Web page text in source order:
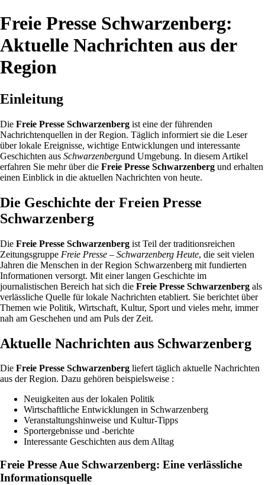
Freie Presse Schwarzenberg:
Aktuelle Nachrichten aus der
Region
Einleitung
Die Freie Presse Schwarzenberg ist eine der führenden
Nachrichtenquellen in der Region. Täglich informiert sie die Leser
über lokale Ereignisse, wichtige Entwicklungen und interessante
Geschichten aus Schwarzenbergund Umgebung. In diesem Artikel
erfahren Sie mehr über die Freie Presse Schwarzenberg und erhalten
einen Einblick in die aktuellen Nachrichten von heute.
Die Geschichte der Freien Presse
Schwarzenberg
Die Freie Presse Schwarzenberg ist Teil der traditionsreichen
Zeitungsgruppe Freie Presse – Schwarzenberg Heute, die seit vielen
Jahren die Menschen in der Region Schwarzenberg mit fundierten
Informationen versorgt. Mit einer langen Geschichte im
journalistischen Bereich hat sich die Freie Presse Schwarzenberg als
verlässliche Quelle für lokale Nachrichten etabliert. Sie berichtet über
Themen wie Politik, Wirtschaft, Kultur, Sport und vieles mehr, immer
nah am Geschehen und am Puls der Zeit.
Aktuelle Nachrichten aus Schwarzenberg
Die Freie Presse Schwarzenberg liefert täglich aktuelle Nachrichten
aus der Region. Dazu gehören beispielsweise :
Neuigkeiten aus der lokalen Politik
Wirtschaftliche Entwicklungen in Schwarzenberg
Veranstaltungshinweise und Kultur-Tipps
Sportergebnisse und -berichte
Interessante Geschichten aus dem Alltag
Freie Presse Aue Schwarzenberg: Eine verlässliche
Informationsquelle